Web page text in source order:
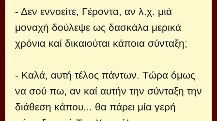
- Δεν εννοείτε, Γέροντα, αν λ.χ. μιά
μοναχή δούλεψε ως δασκάλα μερικά
χρόνια καί δικαιούται κάποια σύνταξη;
- Καλά, αυτή τέλος πάντων. Τώρα όμως
να σού πω, αν καί αυτήν την σύνταξη την
διάθεση κάπου... θα πάρει μία γερή